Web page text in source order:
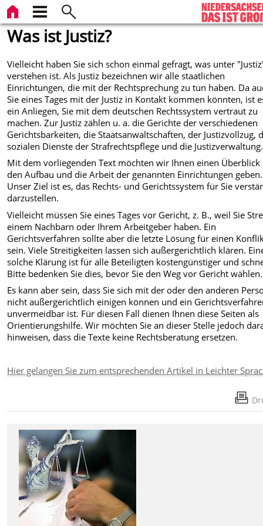
Was ist Justiz?
Vielleicht haben Sie sich schon einmal gefragt, was unter
verstehen ist. Als Justiz bezeichnen wir alle staatlichen
Einrichtungen, die mit der Rechtsprechung zu tun haben. Da
Sie eines Tages mit der Justiz in Kontakt kommen könnten, ist
ein Anliegen, Sie mit dem deutschen Rechtssystem vertraut zu
machen. Zur Justiz zählen u. a. die Gerichte der verschiedenen
Gerichtsbarkeiten, die Staatsanwaltschaften, der Justizvollzug,
sozialen Dienste der Strafrechtspflege und die Justizverwaltung.
Mit dem vorliegenden Text möchten wir Ihnen einen Überblick
den Aufbau und die Arbeit der genannten Einrichtungen geben.
Unser Ziel ist es, das Rechts- und Gerichtssystem für Sie
darzustellen.
Vielleicht müssen Sie eines Tages vor Gericht, z. B., weil Sie
einem Nachbarn oder Ihrem Arbeitgeber haben. Ein
Gerichtsverfahren sollte aber die letzte Lösung für einen
sein. Viele Streitigkeiten lassen sich außergerichtlich klären.
solche Klärung ist für alle Beteiligten kostengünstiger und
Bitte bedenken Sie dies, bevor Sie den Weg vor Gericht wählen.
Es kann aber sein, dass Sie sich mit der oder den anderen
nicht außergerichtlich einigen können und ein
unvermeidbar ist. Für diesen Fall dienen Ihnen diese Seiten als
Orientierungshilfe. Wir möchten Sie an dieser Stelle jedoch
hinweisen, dass die Texte keine Rechtsberatung ersetzen.
Hier gelangen Sie zum entsprechenden Artikel in Leichter